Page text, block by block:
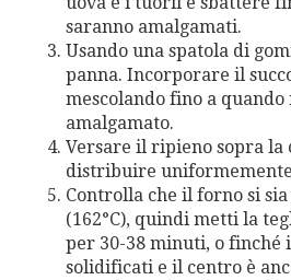
saranno amalgamati.
Usando una spatola di
panna. Incorporare il
mescolando fino a quando
amalgamato.
Versare il ripieno sopra la
distribuire
Controlla che il forno si
(162°C), quindi metti la
per 30-38 minuti, o finché
solidificati e il centro è